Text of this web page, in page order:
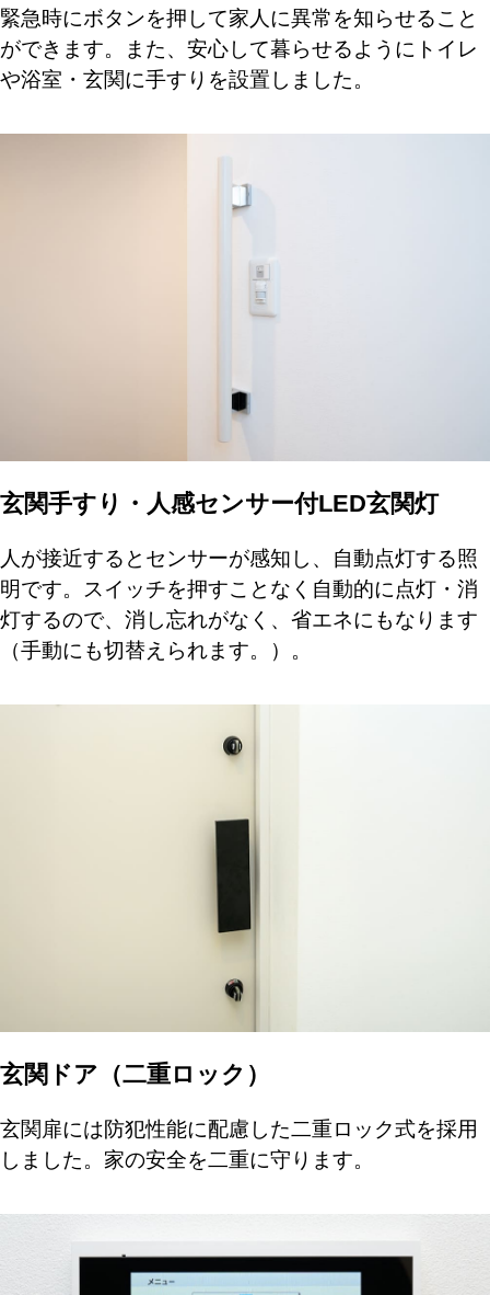
緊急時にボタンを押して家人に異常を知らせること
ができます。また、安心して暮らせるようにトイレ
や浴室・玄関に手すりを設置しました。
玄関手すり・人感センサー付LED玄関灯
人が接近するとセンサーが感知し、自動点灯する照
明です。スイッチを押すことなく自動的に点灯・消
灯するので、消し忘れがなく、省エネにもなります
（手動にも切替えられます。）。
玄関ドア（二重ロック）
玄関扉には防犯性能に配慮した二重ロック式を採用
しました。家の安全を二重に守ります。